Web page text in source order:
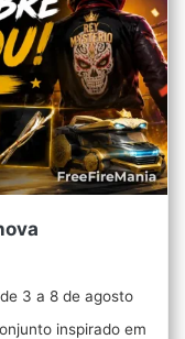
3 a 8 de agosto
inspirado em